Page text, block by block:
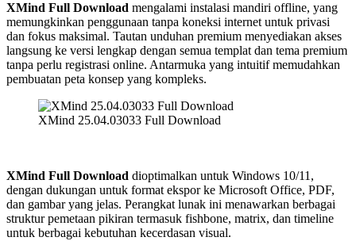
XMind Full Download mengalami instalasi mandiri offline, yang
memungkinkan penggunaan tanpa koneksi internet untuk privasi
dan fokus maksimal. Tautan unduhan premium menyediakan akses
langsung ke versi lengkap dengan semua templat dan tema premium
tanpa perlu registrasi online. Antarmuka yang intuitif memudahkan
pembuatan peta konsep yang kompleks.
XMind 25.04.03033 Full Download
XMind Full Download dioptimalkan untuk Windows 10/11,
dengan dukungan untuk format ekspor ke Microsoft Office, PDF,
dan gambar yang jelas. Perangkat lunak ini menawarkan berbagai
struktur pemetaan pikiran termasuk fishbone, matrix, dan timeline
untuk berbagai kebutuhan kecerdasan visual.